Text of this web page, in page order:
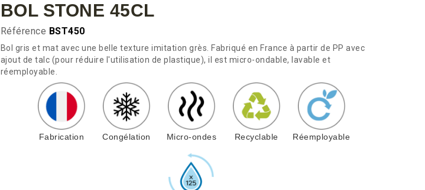
BOL STONE 45CL
Référence BST450
Bol gris et mat avec une belle texture imitation grès. Fabriqué en France à partir de PP avec
ajout de talc (pour réduire l'utilisation de plastique), il est micro-ondable, lavable et
réemployable.
Fabrication Congélation Micro-ondes Recyclable Réemployable